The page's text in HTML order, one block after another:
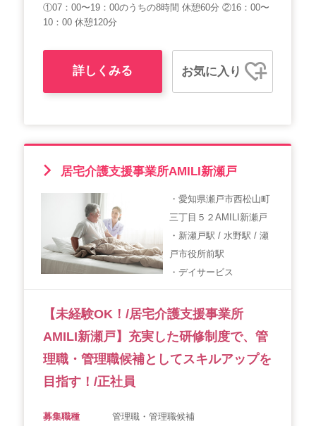
①07：00〜19：00のうちの8時間 休憩60分 ②16：00〜
10：00 休憩120分
詳しくみる お気に入り
居宅介護支援事業所AMILI新瀬戸
・愛知県瀬戸市西松山町
三丁目５２AMILI新瀬戸
・新瀬戸駅 / 水野駅 / 瀬
戸市役所前駅
・デイサービス
【未経験OK！/居宅介護支援事業所
AMILI新瀬戸】充実した研修制度で、管
理職・管理職候補としてスキルアップを
目指す！/正社員
募集職種 管理職・管理職候補